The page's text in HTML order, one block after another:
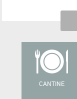
CANTINE